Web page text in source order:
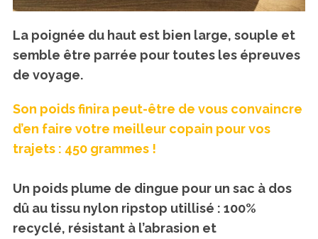
La poignée du haut est bien large, souple et
semble être parrée pour toutes les épreuves
de voyage.
Son poids finira peut-être de vous convaincre
d’en faire votre meilleur copain pour vos
trajets : 450 grammes !
Un poids plume de dingue pour un sac à dos
dû au tissu nylon ripstop utillisé : 100%
recyclé, résistant à l’abrasion et